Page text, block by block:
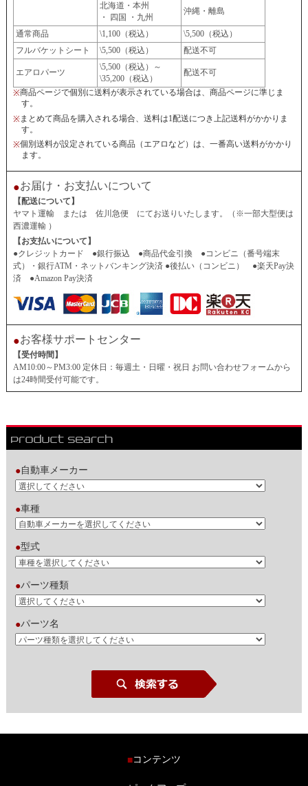
北海道・本州
・ 四国 ・九州
沖縄・離島
通常商品 \1,100（税込）
\5,500（税込）
フルバケットシート
\5,500（税込） 配送不可
エアロパーツ
\5,500（税込）～
\35,200（税込）
配送不可
※商品ページで個別に送料が表示されている場合は、商品ページに準じま
す。
※まとめて商品を購入される場合、送料は1配送につき上記送料がかかりま
す。
※個別送料が設定されている商品（エアロなど）は、一番高い送料がかかり
ます。
●お届け・お支払いについて
【配送について】
ヤマト運輸 または 佐川急便 にてお送りいたします。（※一部大型便は
西濃運輸 ）
【お支払いについて】
●クレジットカード ●銀行振込 ●商品代金引換 ●コンビニ（番号端末
式）・銀行ATM・ネットバンキング決済 ●後払い（コンビニ） ●楽天Pay決
済 ●Amazon Pay決済
●お客様サポートセンター
【受付時間】
AM10:00～PM3:00 定休日：毎週土・日曜・祝日 お問い合わせフォームから
は24時間受付可能です。
●自動車メーカー
●車種
●型式
●パーツ種類
●パーツ名
■コンテンツ